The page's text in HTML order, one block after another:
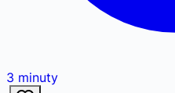
3 minuty